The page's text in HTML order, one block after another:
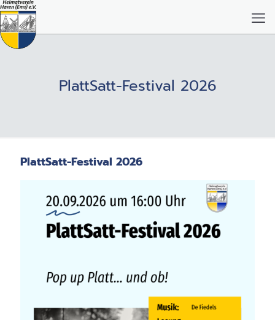
PlattSatt-Festival 2026
PlattSatt-Festival 2026